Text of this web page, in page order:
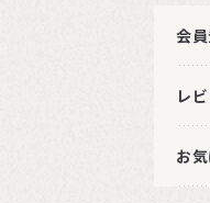
会
レ
お